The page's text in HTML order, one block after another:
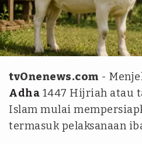
Ilustrasi AI/ChatGPT
tvOnenews.com -
Adha 1447 Hijriah atau
Islam mulai
termasuk pelaksanaan